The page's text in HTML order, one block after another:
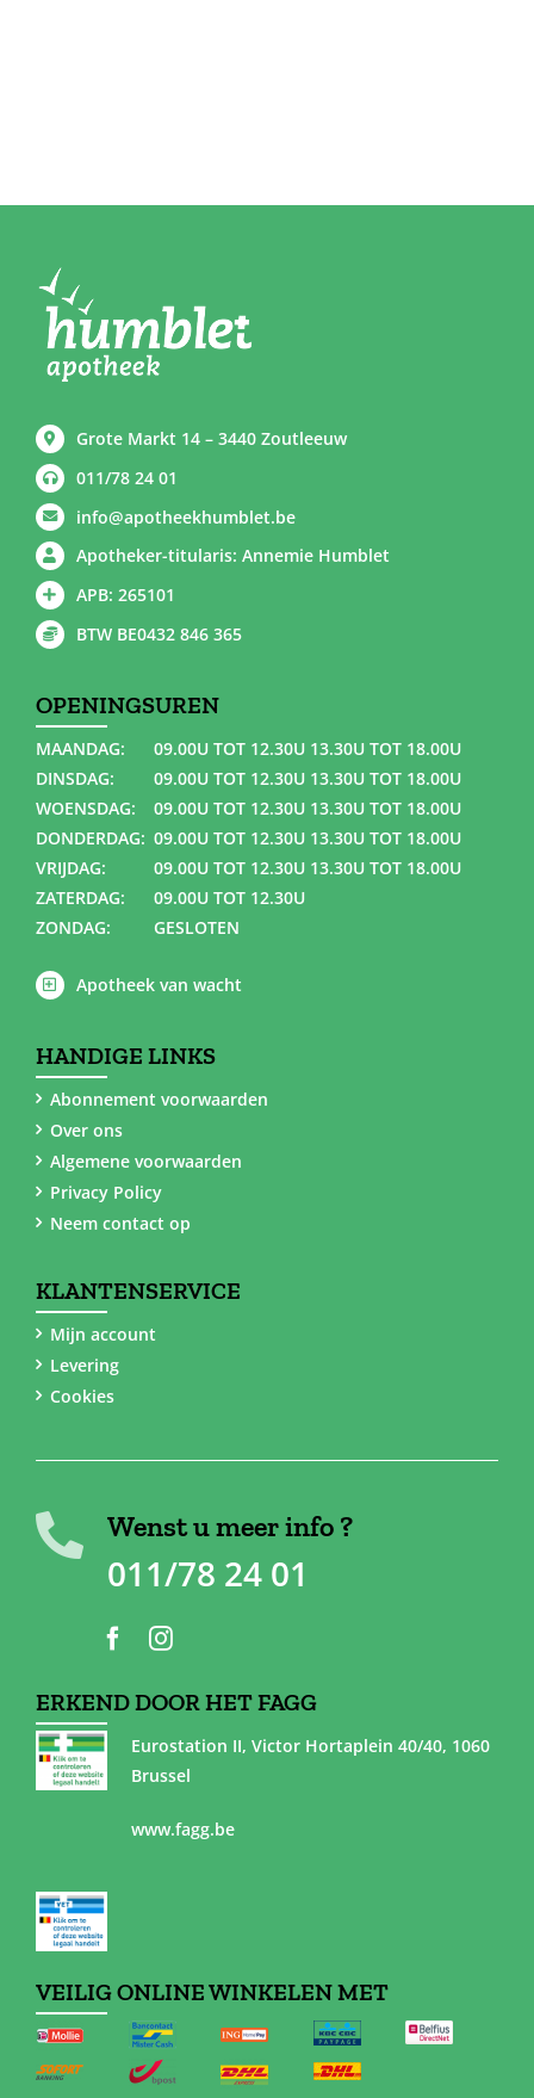
Grote Markt 14 – 3440 Zoutleeuw
011/78 24 01
info@apotheekhumblet.be
Apotheker-titularis: Annemie Humblet
APB: 265101
BTW BE0432 846 365
OPENINGSUREN
MAANDAG:
09.00U TOT 12.30U 13.30U TOT 18.00U
DINSDAG:
09.00U TOT 12.30U 13.30U TOT 18.00U
WOENSDAG:
09.00U TOT 12.30U 13.30U TOT 18.00U
DONDERDAG: 09.00U TOT 12.30U 13.30U TOT 18.00U
VRIJDAG:
09.00U TOT 12.30U 13.30U TOT 18.00U
ZATERDAG:
09.00U TOT 12.30U
ZONDAG:
GESLOTEN
Apotheek van wacht
HANDIGE LINKS
Abonnement voorwaarden
Over ons
Algemene voorwaarden
Privacy Policy
Neem contact op
KLANTENSERVICE
Mijn account
Levering
Cookies
Wenst u meer info ?
011/78 24 01
ERKEND DOOR HET FAGG
Eurostation II, Victor Hortaplein 40/40, 1060
Brussel
www.fagg.be
VEILIG ONLINE WINKELEN MET